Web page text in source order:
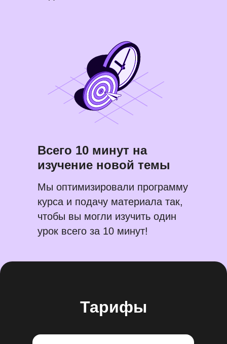
Всего 10 минут на
изучение новой темы
Мы оптимизировали программу
курса и подачу материала так,
чтобы вы могли изучить один
урок всего за 10 минут!
Тарифы